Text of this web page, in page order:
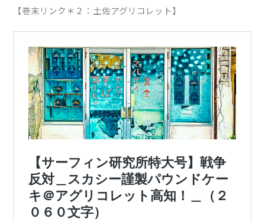
【巻末リンク＊２：土佐アグリコレット】